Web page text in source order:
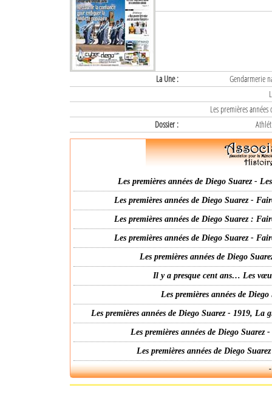
La Une :
Gendarmerie
Les premières
Dossier :
Les premières années de Diego Suarez -
Les premières années de Diego Suarez -
Les premières années de Diego Suarez :
Les premières années de Diego Suarez -
Les premières années de Diego
Il y a presque cent ans… Les
Les premières années de
Les premières années de Diego Suarez - 1919,
Les premières années de Diego
Les premières années de Diego